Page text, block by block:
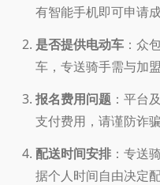
有智能手机即可申请成
是否提供电动车 ：众
车，专送骑手需与加
报名费用问题 ：平台
支付费用，请谨防诈骗
配送时间安排 ：专送
据个人时间自由决定配